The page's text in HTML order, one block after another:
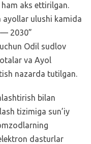
aks ettirilgan.
ayollar ulushi kamida
— 2030”
Odil sudlov
va Ayol
nazarda tutilgan.
bilan
tizimiga sun’iy
dasturlar